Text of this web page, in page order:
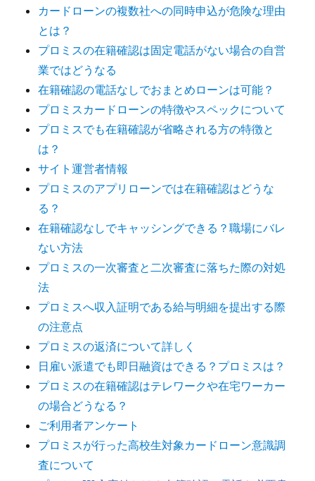
カードローンの複数社への同時申込が危険な理由
とは？
プロミスの在籍確認は固定電話がない場合の自営
業ではどうなる
在籍確認の電話なしでおまとめローンは可能？
プロミスカードローンの特徴やスペックについて
プロミスでも在籍確認が省略される方の特徴と
は？
サイト運営者情報
プロミスのアプリローンでは在籍確認はどうな
る？
在籍確認なしでキャッシングできる？職場にバレ
ない方法
プロミスの一次審査と二次審査に落ちた際の対処
法
プロミスへ収入証明である給与明細を提出する際
の注意点
プロミスの返済について詳しく
日雇い派遣でも即日融資はできる？プロミスは？
プロミスの在籍確認はテレワークや在宅ワーカー
の場合どうなる？
ご利用者アンケート
プロミスが行った高校生対象カードローン意識調
査について